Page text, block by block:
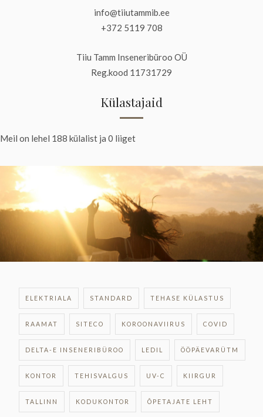
info@tiiutammib.ee
+372 5119 708
Tiiu Tamm Inseneribüroo OÜ
Reg.kood 11731729
Külastajaid
Meil on lehel 188 külalist ja 0 liiget
ELEKTRIALA STANDARD TEHASE KÜLASTUS
RAAMAT SITECO KOROONAVIIRUS COVID
DELTA-E INSENERIBÜROO LEDIL ÖÖPÄEVARÜTM
KONTOR TEHISVALGUS UV-C KIIRGUR
TALLINN KODUKONTOR ÕPETAJATE LEHT